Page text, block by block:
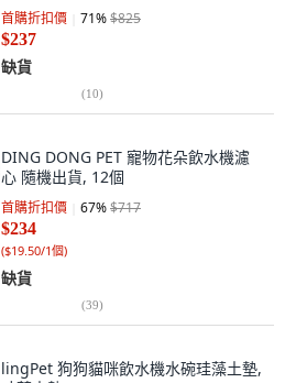
首購折扣價 71%$825
$237
缺貨
(10)
DING DONG PET 寵物花朵飲水機濾
心 隨機出貨, 12個
首購折扣價 67%$717
$234
($19.50/1個)
缺貨
(39)
lingPet 狗狗貓咪飲水機水碗珪藻土墊,